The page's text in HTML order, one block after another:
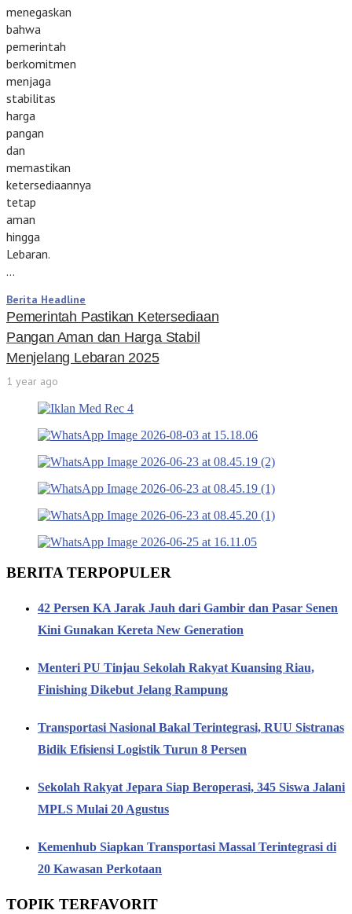
menegaskan
bahwa
pemerintah
berkomitmen
menjaga
stabilitas
harga
pangan
dan
memastikan
ketersediaannya
tetap
aman
hingga
Lebaran.
…
Berita Headline
Pemerintah Pastikan Ketersediaan
Pangan Aman dan Harga Stabil
Menjelang Lebaran 2025
1 year ago
BERITA TERPOPULER
42 Persen KA Jarak Jauh dari Gambir dan Pasar Senen
Kini Gunakan Kereta New Generation
Menteri PU Tinjau Sekolah Rakyat Kuansing Riau,
Finishing Dikebut Jelang Rampung
Transportasi Nasional Bakal Terintegrasi, RUU Sistranas
Bidik Efisiensi Logistik Turun 8 Persen
Sekolah Rakyat Jepara Siap Beroperasi, 345 Siswa Jalani
MPLS Mulai 20 Agustus
Kemenhub Siapkan Transportasi Massal Terintegrasi di
20 Kawasan Perkotaan
TOPIK TERFAVORIT